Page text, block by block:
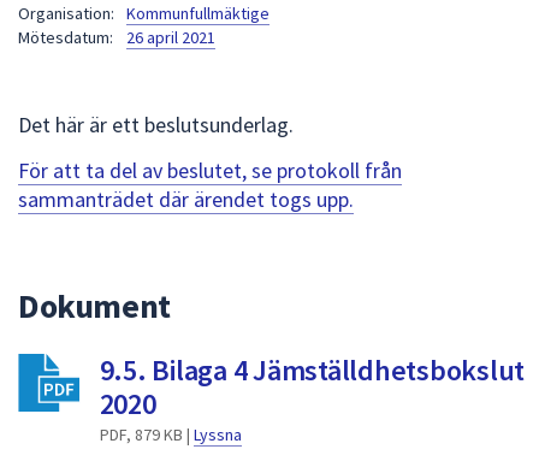
för
att
navigera
för
Organisation:
Kommunfullmäktige
Mötesdatum:
26 april 2021
Det här är ett beslutsunderlag.
För att ta del av beslutet, se protokoll från
sammanträdet där ärendet togs upp.
Dokument
9.5. Bilaga 4 Jämställdhetsbokslut
2020
PDF, 879 KB | Lyssna